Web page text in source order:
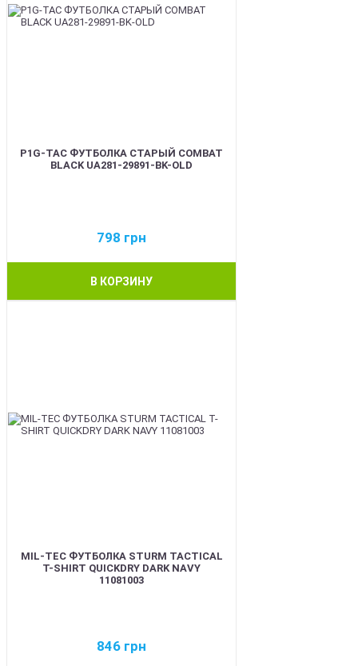
P1G-TAC ФУТБОЛКА СТАРЫЙ COMBAT
BLACK UA281-29891-BK-OLD
798 грн
В КОРЗИНУ
MIL-TEC ФУТБОЛКА STURM TACTICAL
T-SHIRT QUICKDRY DARK NAVY
11081003
846 грн